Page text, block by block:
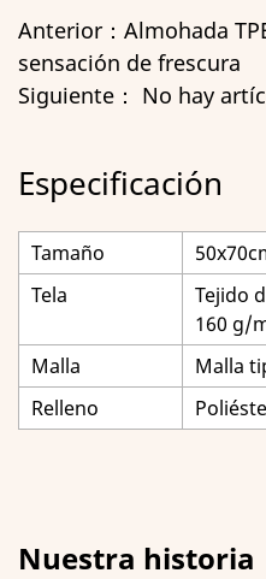
Anterior：Almohada
sensación de frescura
Siguiente： No hay
Especificación
Tamaño
Tela
Tejido
160 g/
Malla
Malla
Relleno
Nuestra historia